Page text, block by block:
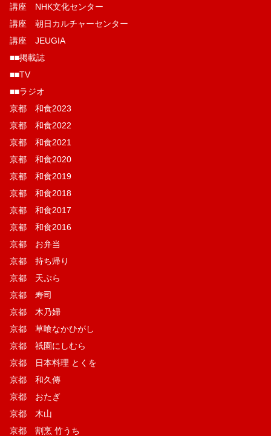
講座 NHK文化センター
講座 朝日カルチャーセンター
講座 JEUGIA
■■掲載誌
■■TV
■■ラジオ
京都 和食2023
京都 和食2022
京都 和食2021
京都 和食2020
京都 和食2019
京都 和食2018
京都 和食2017
京都 和食2016
京都 お弁当
京都 持ち帰り
京都 天ぷら
京都 寿司
京都 木乃婦
京都 草喰なかひがし
京都 祇園にしむら
京都 日本料理 とくを
京都 和久傳
京都 おたぎ
京都 木山
京都 割烹 竹うち